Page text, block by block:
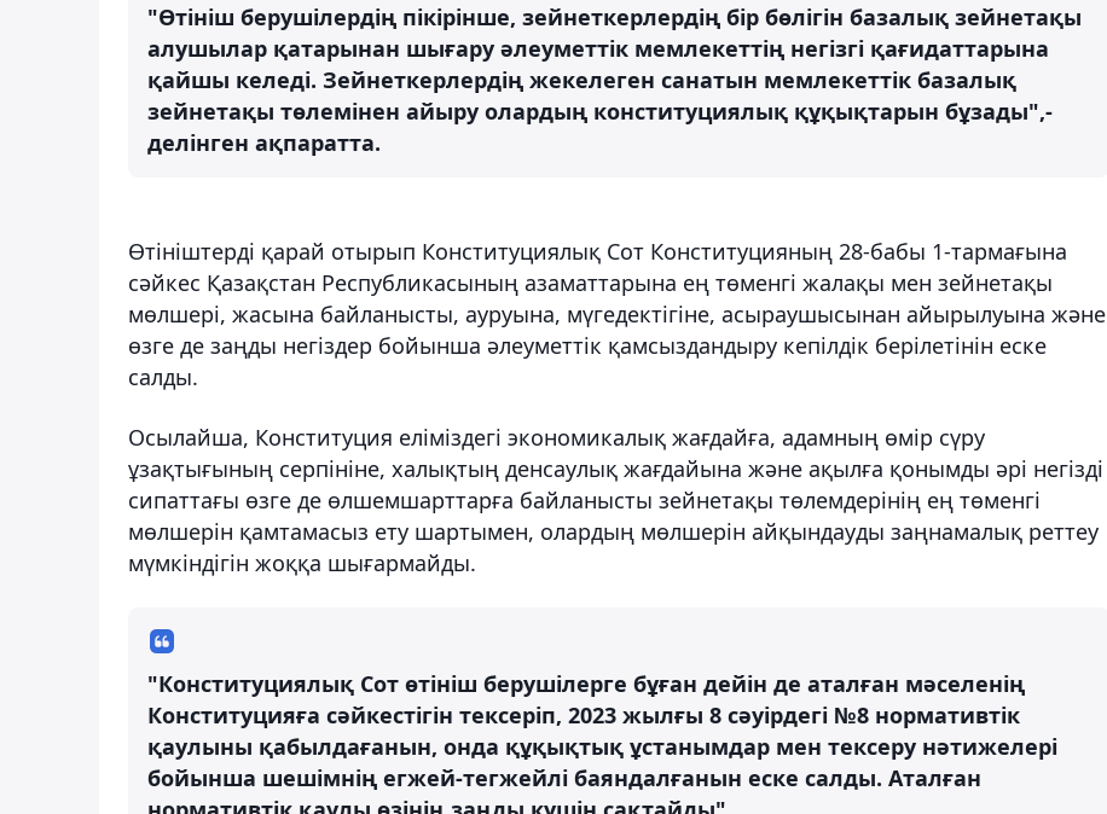
"Өтініш берушілердің пікірінше, зейнеткерлердің бір бөлігін базалық зейнетақы
алушылар қатарынан шығару әлеуметтік мемлекеттің негізгі қағидаттарына
қайшы келеді. Зейнеткерлердің жекелеген санатын мемлекеттік базалық
зейнетақы төлемінен айыру олардың конституциялық құқықтарын бұзады",-
делінген ақпаратта.
Өтініштерді қарай отырып Конституциялық Сот Конституцияның 28-бабы 1-тармағына
сәйкес Қазақстан Республикасының азаматтарына ең төменгі жалақы мен зейнетақы
мөлшері, жасына байланысты, ауруына, мүгедектігіне, асыраушысынан айырылуына және
өзге де заңды негіздер бойынша әлеуметтік қамсыздандыру кепілдік берілетінін еске
салды.
Осылайша, Конституция еліміздегі экономикалық жағдайға, адамның өмір сүру
ұзақтығының серпініне, халықтың денсаулық жағдайына және ақылға қонымды әрі негізді
сипаттағы өзге де өлшемшарттарға байланысты зейнетақы төлемдерінің ең төменгі
мөлшерін қамтамасыз ету шартымен, олардың мөлшерін айқындауды заңнамалық реттеу
мүмкіндігін жоққа шығармайды.
"Конституциялық Сот өтініш берушілерге бұған дейін де аталған мәселенің
Конституцияға сәйкестігін тексеріп, 2023 жылғы 8 сәуірдегі №8 нормативтік
қаулыны қабылдағанын, онда құқықтық ұстанымдар мен тексеру нәтижелері
бойынша шешімнің егжей-тегжейлі баяндалғанын еске салды. Аталған